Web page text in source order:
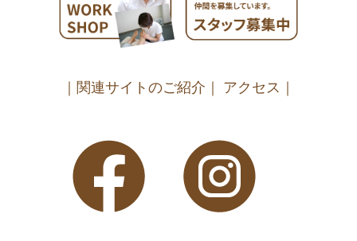
｜関連サイトのご紹介｜ アクセス｜